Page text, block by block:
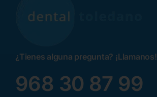
¿Tienes alguna pregunta? ¡Llamanos!
968 30 87 99